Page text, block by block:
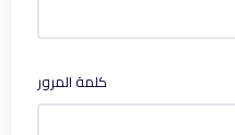
كلمة المرور